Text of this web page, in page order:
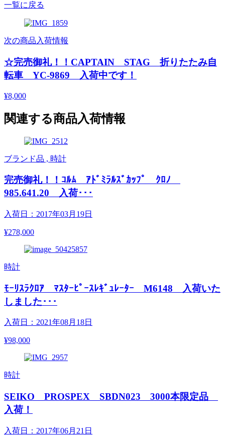
一覧に戻る
次の商品入荷情報
☆完売御礼！！CAPTAIN STAG 折りたたみ自
転車 YC-9869 入荷中です！
¥8,000
関連する商品入荷情報
ブランド品 , 時計
完売御礼！！ｺﾙﾑ ｱﾄﾞﾐﾗﾙｽﾞｶｯﾌﾟ ｸﾛﾉ
985.641.20 入荷･･･
入荷日：2017年03月19日
¥278,000
時計
ﾓｰﾘｽﾗｸﾛｱ ﾏｽﾀｰﾋﾟｰｽﾚｷﾞｭﾚｰﾀｰ M6148 入荷いた
しました･･･
入荷日：2021年08月18日
¥98,000
時計
SEIKO PROSPEX SBDN023 3000本限定品
入荷！
入荷日：2017年06月21日